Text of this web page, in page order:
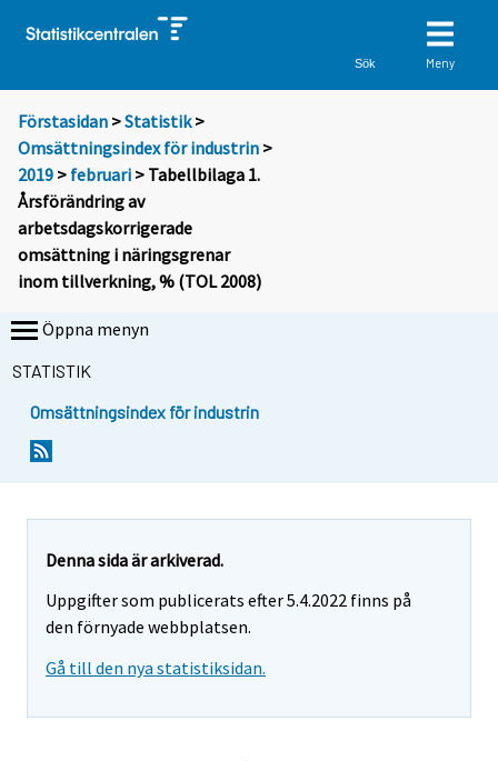
Sök Meny
Förstasidan >Statistik >
Omsättningsindex för industrin >
2019 > februari > Tabellbilaga 1.
Årsförändring av
arbetsdagskorrigerade
omsättning i näringsgrenar
inom tillverkning, % (TOL 2008)
Öppna menyn
STATISTIK
Omsättningsindex för industrin
Denna sida är arkiverad.
Uppgifter som publicerats efter 5.4.2022 finns på
den förnyade webbplatsen.
Gå till den nya statistiksidan.